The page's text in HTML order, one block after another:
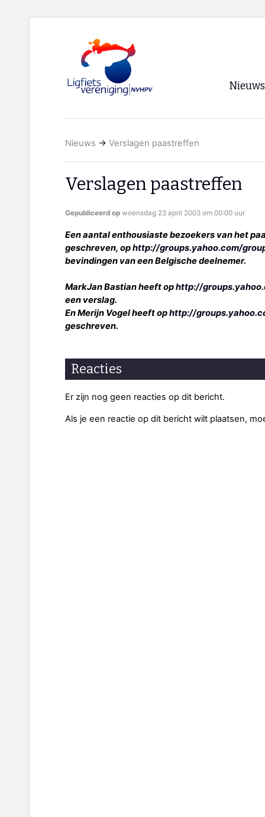
Nieuws
Nieuws → Verslagen paastreffen
Verslagen paastreffen
Gepubliceerd op woensdag 23 april 2003 om 00:00 uur
Een aantal enthousiaste bezoekers van het
geschreven, ophttp://groups.yahoo.com/
bevindingen van een Belgische deelnemer.
MarkJan Bastian heeft ophttp://
een verslag.
En Merijn Vogel heeft ophttp://
geschreven.
Reacties
Er zijn nog geen reacties op dit bericht.
Als je een reactie op dit bericht wilt plaatsen,